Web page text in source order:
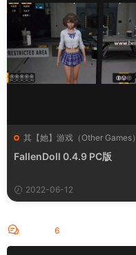
其【她】游戏（Other Games）
FallenDoll 0.4.9 PC版
2022-06-12
6